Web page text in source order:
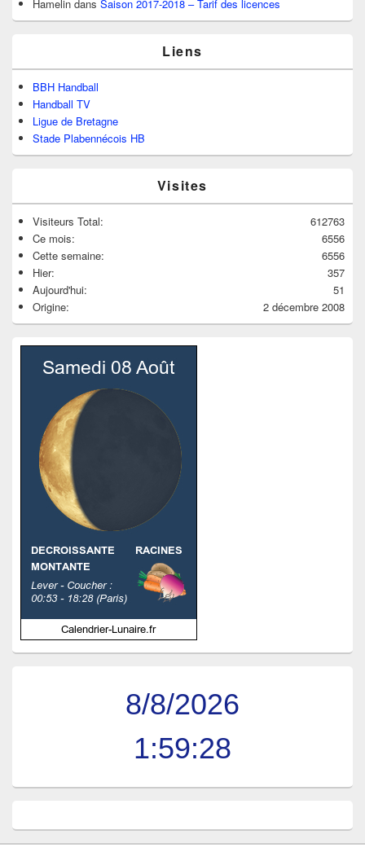
Hamelin dans Saison 2017-2018 – Tarif des licences
Liens
BBH Handball
Handball TV
Ligue de Bretagne
Stade Plabennécois HB
Visites
612763
Visiteurs Total:
6556
Ce mois:
6556
Cette semaine:
357
Hier:
51
Aujourd'hui:
2 décembre 2008
Origine:
8/8/2026
1:59:29